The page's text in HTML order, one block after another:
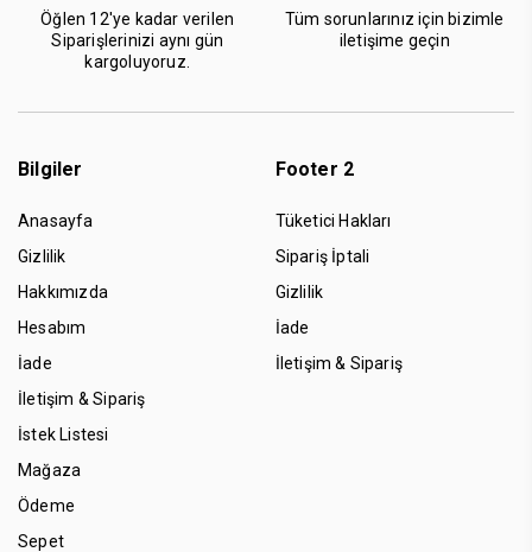
Öğlen 12'ye kadar verilen
Siparişlerinizi aynı gün
kargoluyoruz.
Tüm sorunlarınız için bizimle
iletişime geçin
Bilgiler
Anasayfa
Gizlilik
Hakkımızda
Hesabım
İade
İletişim & Sipariş
İstek Listesi
Mağaza
Ödeme
Sepet
Footer 2
Tüketici Hakları
Sipariş İptali
Gizlilik
İade
İletişim & Sipariş